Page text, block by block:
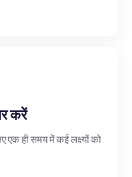
करें
एक ही समय में कई लक्ष्यों को